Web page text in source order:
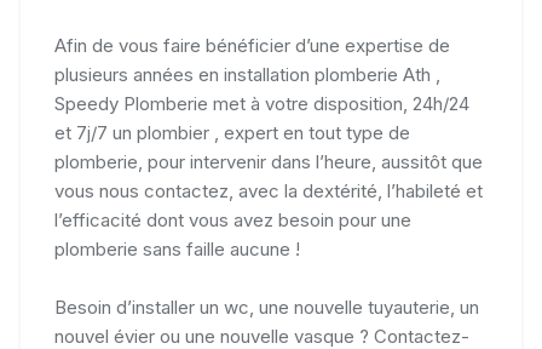
Afin de vous faire bénéficier d’une expertise de
plusieurs années en installation plomberie Ath ,
Speedy Plomberie met à votre disposition, 24h/24
et 7j/7 un plombier , expert en tout type de
plomberie, pour intervenir dans l’heure, aussitôt que
vous nous contactez, avec la dextérité, l’habileté et
l’efficacité dont vous avez besoin pour une
plomberie sans faille aucune !
Besoin d’installer un wc, une nouvelle tuyauterie, un
nouvel évier ou une nouvelle vasque ? Contactez-